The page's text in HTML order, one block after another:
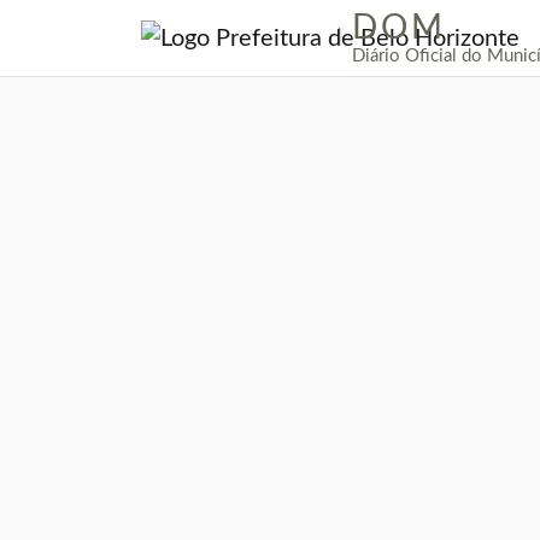
| DOM
Diário Oficial do